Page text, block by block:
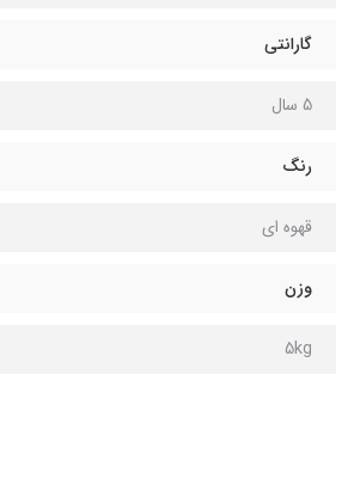
گارانتی
5 سال
رنگ
قهوه ای
وزن
5kg